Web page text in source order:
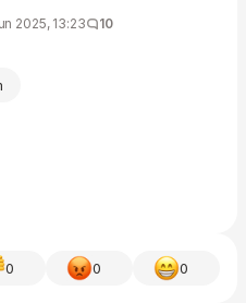
2025, 13:23 10
0 0 0